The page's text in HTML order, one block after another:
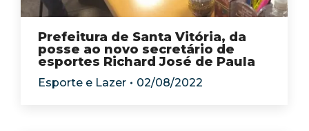
Prefeitura de Santa Vitória, da
posse ao novo secretário de
esportes Richard José de Paula
Esporte e Lazer 02/08/2022